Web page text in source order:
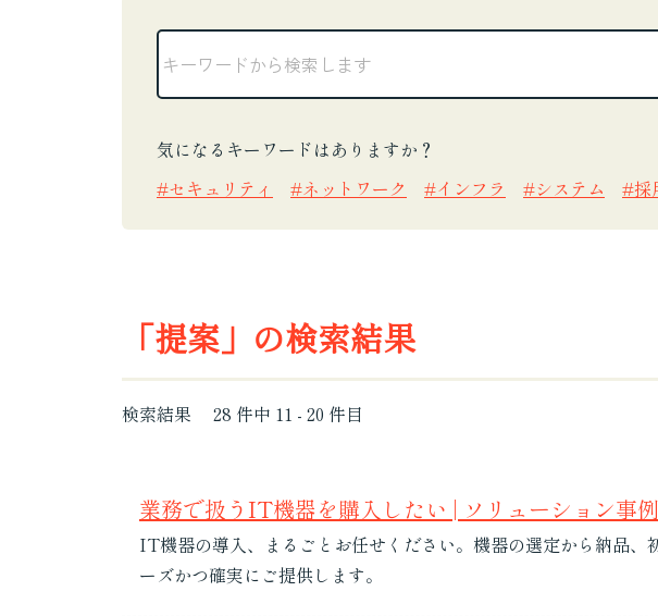
気になるキーワードはありますか？
セキュリティ
ネットワーク インフラ システム 採
「提案」の検索結果
検索結果 28 件中 11 - 20 件目
業務で扱うIT機器を購入したい | ソリューション事例
IT機器の導入、まるごとお任せください。機器の選定から納品
ーズかつ確実にご提供します。